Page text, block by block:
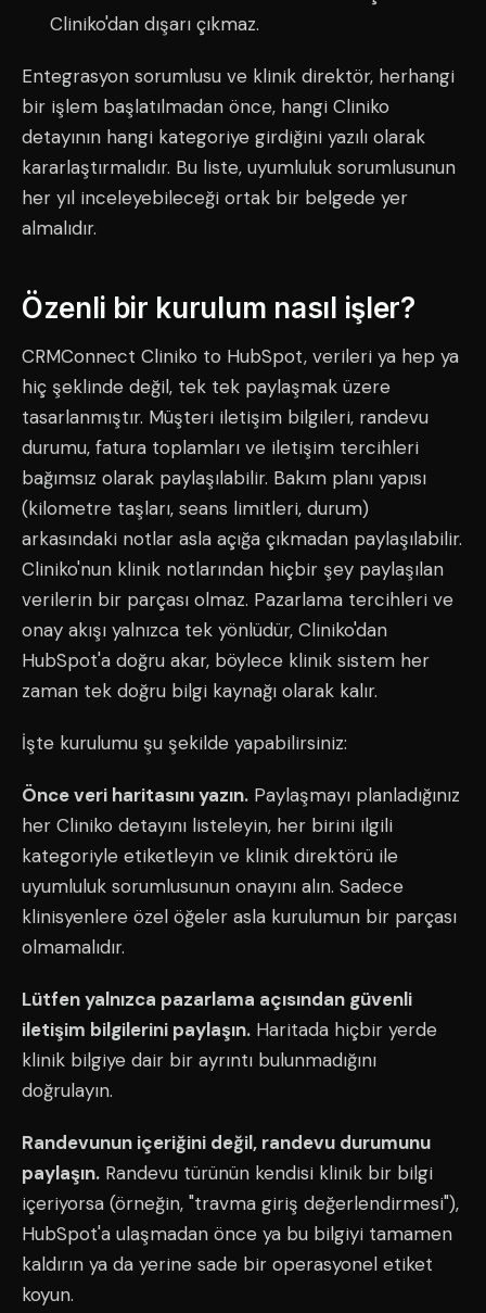
Cliniko'dan dışarı çıkmaz.
Entegrasyon sorumlusu ve klinik direktör, herhangi
bir işlem başlatılmadan önce, hangi Cliniko
detayının hangi kategoriye girdiğini yazılı olarak
kararlaştırmalıdır. Bu liste, uyumluluk sorumlusunun
her yıl inceleyebileceği ortak bir belgede yer
almalıdır.
Özenli bir kurulum nasıl işler?
CRMConnect Cliniko to HubSpot, verileri ya hep ya
hiç şeklinde değil, tek tek paylaşmak üzere
tasarlanmıştır. Müşteri iletişim bilgileri, randevu
durumu, fatura toplamları ve iletişim tercihleri
bağımsız olarak paylaşılabilir. Bakım planı yapısı
(kilometre taşları, seans limitleri, durum)
arkasındaki notlar asla açığa çıkmadan paylaşılabilir.
Cliniko'nun klinik notlarından hiçbir şey paylaşılan
verilerin bir parçası olmaz. Pazarlama tercihleri ve
onay akışı yalnızca tek yönlüdür, Cliniko'dan
HubSpot'a doğru akar, böylece klinik sistem her
zaman tek doğru bilgi kaynağı olarak kalır.
İşte kurulumu şu şekilde yapabilirsiniz:
Önce veri haritasını yazın. Paylaşmayı planladığınız
her Cliniko detayını listeleyin, her birini ilgili
kategoriyle etiketleyin ve klinik direktörü ile
uyumluluk sorumlusunun onayını alın. Sadece
klinisyenlere özel öğeler asla kurulumun bir parçası
olmamalıdır.
Lütfen yalnızca pazarlama açısından güvenli
iletişim bilgilerini paylaşın. Haritada hiçbir yerde
klinik bilgiye dair bir ayrıntı bulunmadığını
doğrulayın.
Randevunun içeriğini değil, randevu durumunu
paylaşın. Randevu türünün kendisi klinik bir bilgi
içeriyorsa (örneğin, "travma giriş değerlendirmesi"),
HubSpot'a ulaşmadan önce ya bu bilgiyi tamamen
kaldırın ya da yerine sade bir operasyonel etiket
koyun.